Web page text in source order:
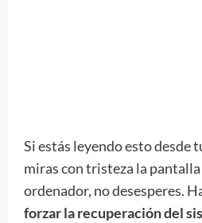
Si estás leyendo esto desde
miras con tristeza la
ordenador, no desesperes.
forzar la recuperación del